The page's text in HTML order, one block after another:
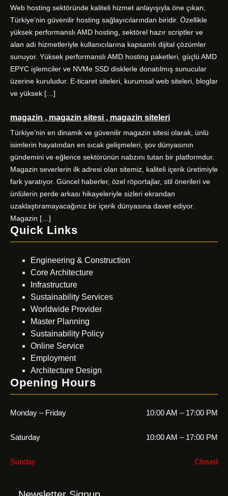
Web hosting sektöründe kaliteli hizmet anlayışıyla öne çıkan,
Türkiye’nin güvenilir hosting sağlayıcılarından biridir. Özellikle
yüksek performanslı AMD hosting, sektörel hazır scriptler ve
alan adı hizmetleriyle kullanıcılarına kapsamlı dijital çözümler
sunuyor. Yüksek performanslı AMD hosting paketleri, güçlü AMD
EPYC işlemciler ve NVMe SSD disklerle donatılmış sunucular
üzerine kuruludur. E-ticaret siteleri, kurumsal web siteleri, bloglar
ve yüksek […]
magazin , magazin sitesi , magazin siteleri
Türkiye’nin en dinamik ve güvenilir magazin sitesi olarak, ünlü
isimlerin hayatından en sıcak gelişmeleri, şov dünyasının
gündemini ve eğlence sektörünün nabzını tutan bir platformdur.
Magazin severlerin ilk adresi olan sitemiz, kaliteli içerik üretimiyle
fark yaratıyor. Güncel haberler, özel röportajlar, stil önerileri ve
ünlülerin perde arkası hikayeleriyle sizleri ekrandan
uzaklaştıramayacağınız bir içerik dünyasına davet ediyor.
Magazin […]
Quick Links
Engineering & Construction
Core Architecture
Infrastructure
Sustainability Services
Worldwide Provider
Master Planning
Sustainability Policy
Online Service
Employment
Architecture Design
Opening Hours
Monday – Friday 10:00 AM – 17:00 PM
Saturday 10:00 AM – 17:00 PM
Sunday Closed